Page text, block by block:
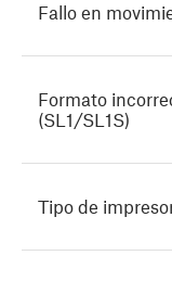
Fallo en
Formato
(SL1/SL1S)
Tipo de